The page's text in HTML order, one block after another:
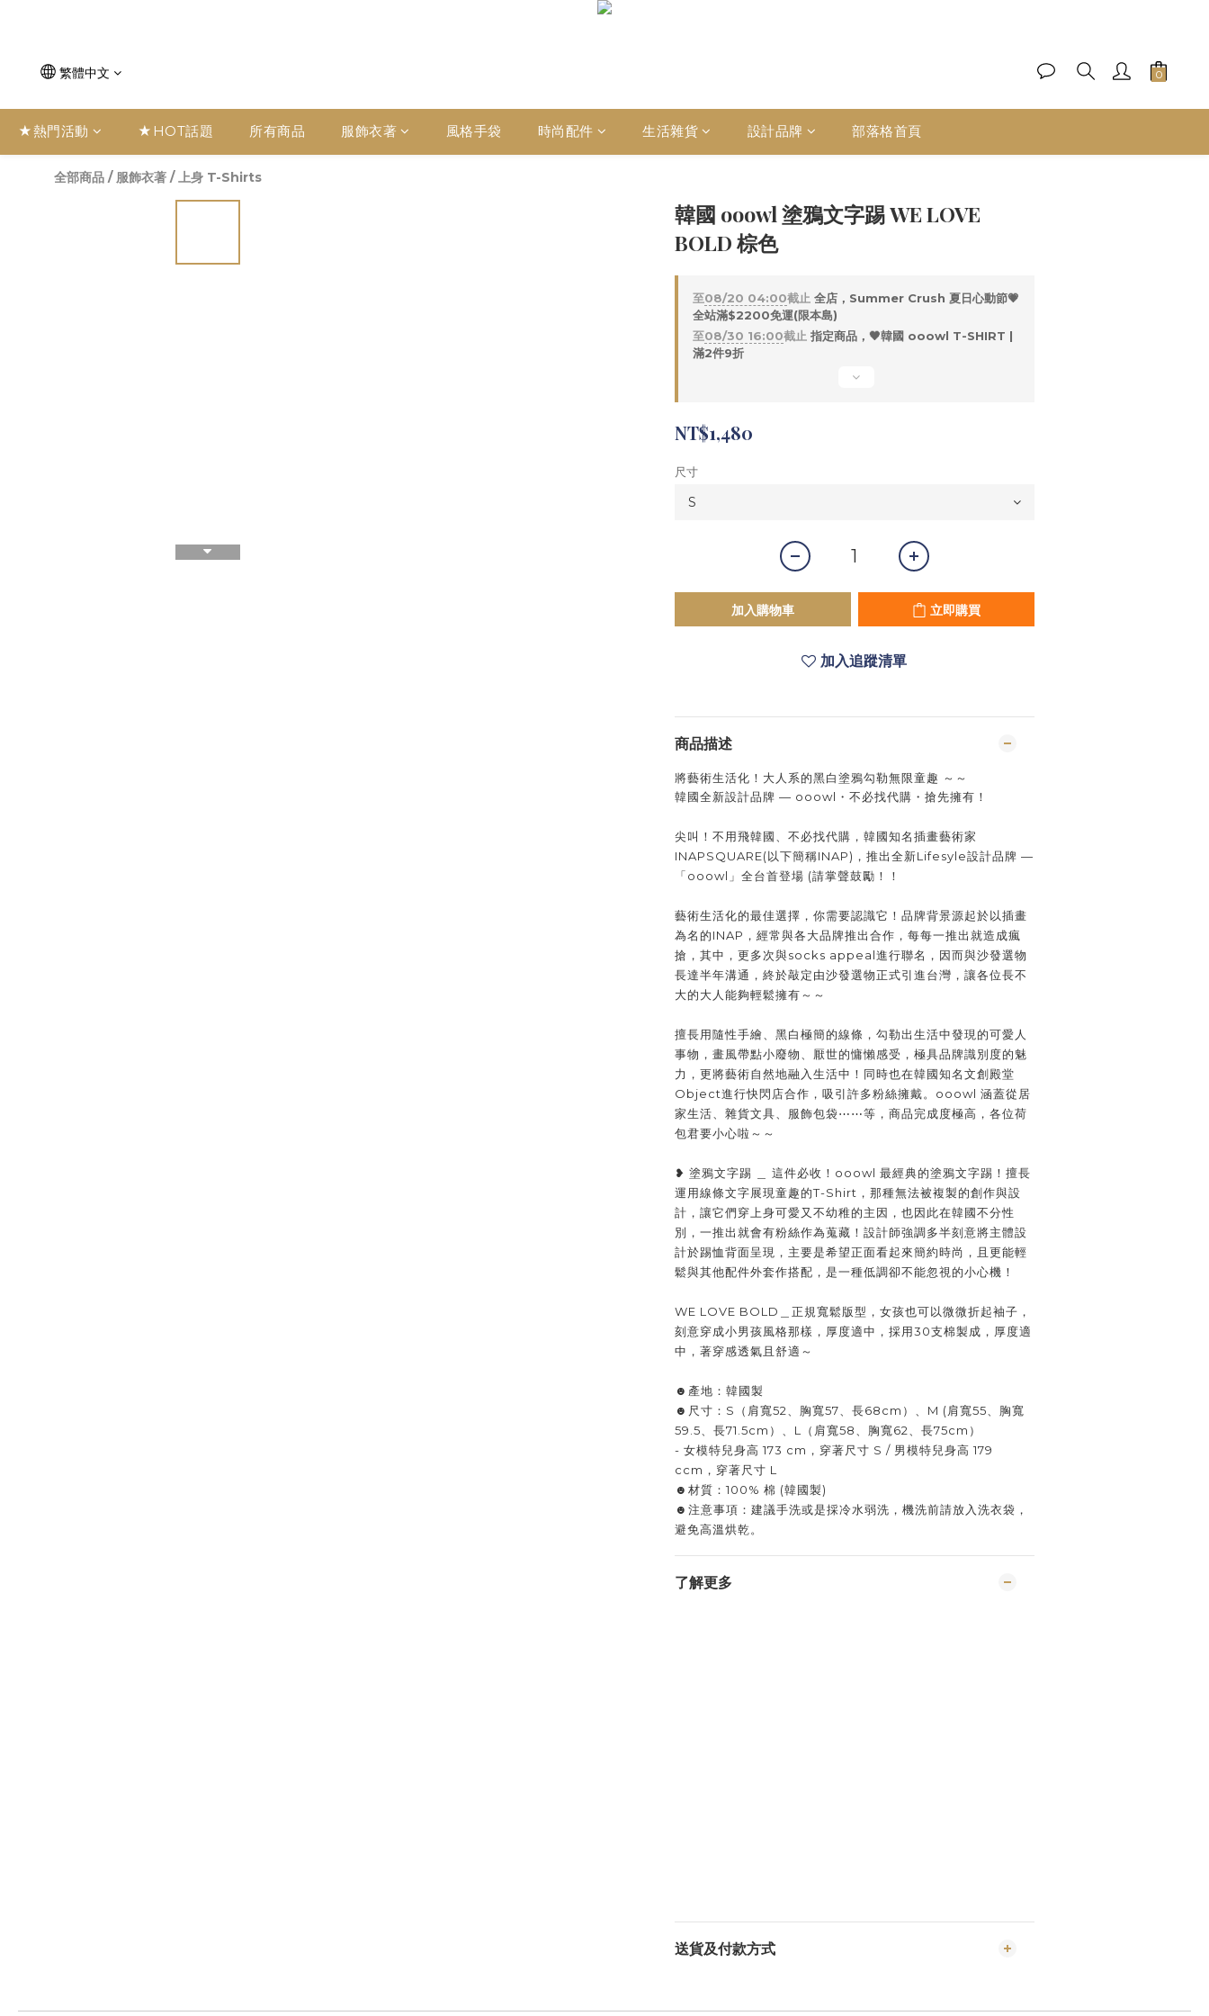
繁體中文
★熱門活動 ★HOT話題 所有商品 服飾衣著 風格手袋 時尚配件 生活雜貨 設計品牌 部落格首頁
全部商品 / 服飾衣著 /上身 T-Shirts
韓國 ooowl 塗鴉文字踢 WE LOVE
BOLD 棕色
至08/20 04:00截止 全店，Summer Crush 夏日心動節💗
全站滿$2200免運(限本島)
至08/30 16:00截止 指定商品，🖤韓國 ooowl T-SHIRT |
滿2件9折
NT$1,480
尺寸
加入購物車 立即購買
加入追蹤清單
商品描述
將藝術生活化！大人系的黑白塗鴉勾勒無限童趣 ～～
韓國全新設計品牌 — ooowl・不必找代購・搶先擁有！
尖叫！不用飛韓國、不必找代購，韓國知名插畫藝術家
INAPSQUARE(以下簡稱INAP)，推出全新Lifesyle設計品牌 —
「ooowl」全台首登場 (請掌聲鼓勵！！
藝術生活化的最佳選擇，你需要認識它！品牌背景源起於以插畫
為名的INAP，經常與各大品牌推出合作，每每一推出就造成瘋
搶，其中，更多次與socks appeal進行聯名，因而與沙發選物
長達半年溝通，終於敲定由沙發選物正式引進台灣，讓各位長不
大的大人能夠輕鬆擁有～～
擅長用隨性手繪、黑白極簡的線條，勾勒出生活中發現的可愛人
事物，畫風帶點小廢物、厭世的慵懶感受，極具品牌識別度的魅
力，更將藝術自然地融入生活中！同時也在韓國知名文創殿堂
Object進行快閃店合作，吸引許多粉絲擁戴。ooowl 涵蓋從居
家生活、雜貨文具、服飾包袋⋯⋯等，商品完成度極高，各位荷
包君要小心啦～～
❥ 塗鴉文字踢 ＿ 這件必收！ooowl 最經典的塗鴉文字踢！擅長
運用線條文字展現童趣的T-Shirt，那種無法被複製的創作與設
計，讓它們穿上身可愛又不幼稚的主因，也因此在韓國不分性
別，一推出就會有粉絲作為蒐藏！設計師強調多半刻意將主體設
計於踢恤背面呈現，主要是希望正面看起來簡約時尚，且更能輕
鬆與其他配件外套作搭配，是一種低調卻不能忽視的小心機！
WE LOVE BOLD＿正規寬鬆版型，女孩也可以微微折起袖子，
刻意穿成小男孩風格那樣，厚度適中，採用30支棉製成，厚度適
中，著穿感透氣且舒適～
☻產地：韓國製
☻尺寸：S（肩寬52、胸寬57、長68cm）、M (肩寬55、胸寬
59.5、長71.5cm）、L（肩寬58、胸寬62、長75cm）
- 女模特兒身高 173 cm，穿著尺寸 S / 男模特兒身高 179
ccm，穿著尺寸 L
☻材質：100% 棉 (韓國製)
☻注意事項：建議手洗或是採冷水弱洗，機洗前請放入洗衣袋，
避免高溫烘乾。
了解更多
送貨及付款方式